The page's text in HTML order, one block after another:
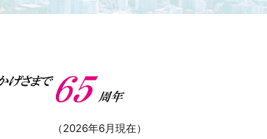
（2026年6月現在）